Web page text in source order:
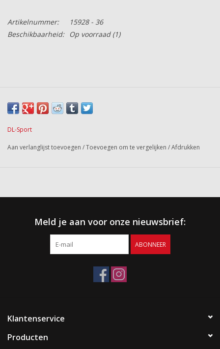
Artikelnummer:
15928 - 36
Beschikbaarheid:
Op voorraad(1)
DL-Sport
Aan verlanglijst toevoegen /Toevoegen om te vergelijken /Afdrukken
Meld je aan voor onze nieuwsbrief:
ABONNEER
Klantenservice
Producten